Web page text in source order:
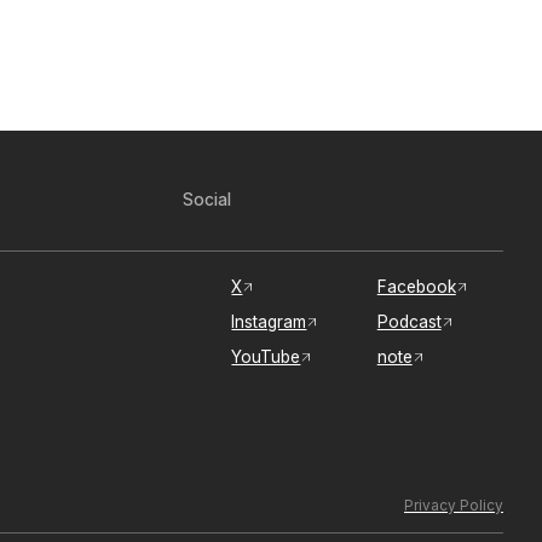
Social
X
Facebook
Instagram
Podcast
YouTube
note
Privacy Policy